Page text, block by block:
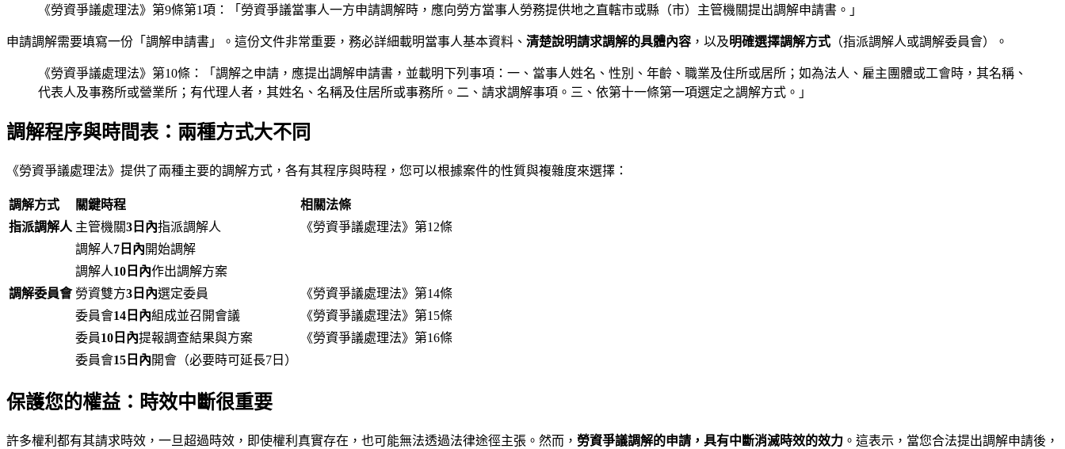
《勞資爭議處理法》第9條第1項：「勞資爭議當事人一方申請調解時，應向勞方當事人勞務提供地之直轄市或縣（市）主管機關提出調解申請書。」
申請調解需要填寫一份「調解申請書」。這份文件非常重要，務必詳細載明當事人基本資料、 清楚說明請求調解的具體內容 ，以及明確選擇調解方式 （指派調解人或調解委員會）。
《勞資爭議處理法》第10條：「調解之申請，應提出調解申請書，並載明下列事項：一、當事人姓名、性別、年齡、職業及住所或居所；如為法人、雇主團體或工會時，其名稱、
代表人及事務所或營業所；有代理人者，其姓名、名稱及住居所或事務所。二、請求調解事項。三、依第十一條第一項選定之調解方式。」
調解程序與時間表：兩種方式大不同
《勞資爭議處理法》提供了兩種主要的調解方式，各有其程序與時程，您可以根據案件的性質與複雜度來選擇：
調解方式 關鍵時程
相關法條
指派調解人 主管機關3日內指派調解人
《勞資爭議處理法》第12條
調解人7日內開始調解
調解人10日內作出調解方案
調解委員會 勞資雙方3日內選定委員
《勞資爭議處理法》第14條
委員會14日內組成並召開會議
《勞資爭議處理法》第15條
委員10日內提報調查結果與方案
《勞資爭議處理法》第16條
委員會15日內開會（必要時可延長7日）
保護您的權益：時效中斷很重要
許多權利都有其請求時效，一旦超過時效，即使權利真實存在，也可能無法透過法律途徑主張。然而， 勞資爭議調解的申請，具有中斷消滅時效的效力 。這表示，當您合法提出調解申請後，